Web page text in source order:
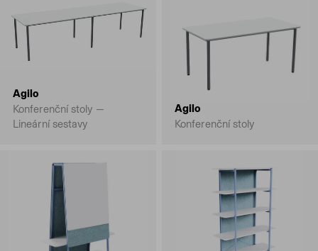
Agilo
Konferenční stoly —
Lineární sestavy
Agilo
Konferenční stoly